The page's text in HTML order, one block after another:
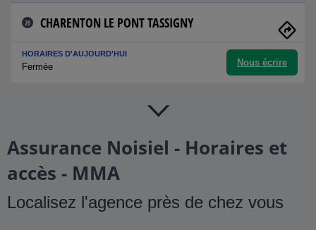
20 CHARENTON LE PONT TASSIGNY
HORAIRES D'AUJOURD'HUI
Fermée Nous écrire
Assurance Noisiel - Horaires et
accès - MMA
Localisez l'agence près de chez vous